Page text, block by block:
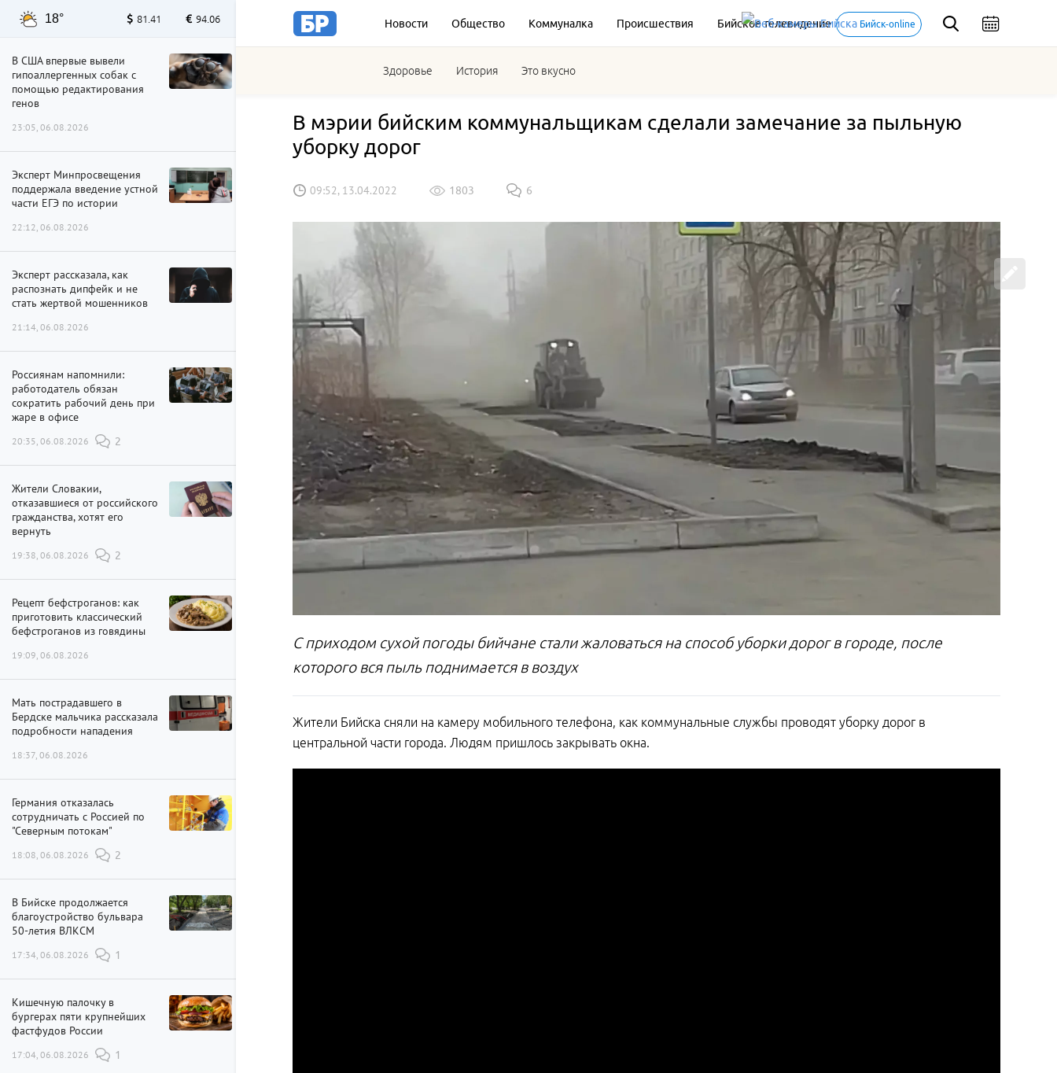
Новости Общество Коммуналка Происшествия Бийское телевидение Бийск-online
Здоровье История Это вкусно
18° 81.41 94.06
В США впервые вывели
гипоаллергенных собак с
помощью редактирования
генов
23:05, 06.08.2026
Эксперт Минпросвещения
поддержала введение устной
части ЕГЭ по истории
22:12, 06.08.2026
Эксперт рассказала, как
распознать дипфейк и не
стать жертвой мошенников
21:14, 06.08.2026
Россиянам напомнили:
работодатель обязан
сократить рабочий день при
жаре в офисе
20:35, 06.08.2026 2
Жители Словакии,
отказавшиеся от российского
гражданства, хотят его
вернуть
19:38, 06.08.2026 2
Рецепт бефстроганов: как
приготовить классический
бефстроганов из говядины
19:09, 06.08.2026
Мать пострадавшего в
Бердске мальчика рассказала
подробности нападения
18:37, 06.08.2026
Германия отказалась
сотрудничать с Россией по
"Северным потокам"
18:08, 06.08.2026 2
В Бийске продолжается
благоустройство бульвара
50-летия ВЛКСМ
17:34, 06.08.2026 1
Кишечную палочку в
бургерах пяти крупнейших
фастфудов России
17:04, 06.08.2026 1
В мэрии бийским коммунальщикам сделали замечание за пыльную
уборку дорог
09:52, 13.04.2022 1803 6
С приходом сухой погоды бийчане стали жаловаться на способ уборки дорог в городе, после
которого вся пыль поднимается в воздух
Жители Бийска сняли на камеру мобильного телефона, как коммунальные службы проводят уборку дорог в
центральной части города. Людям пришлось закрывать окна.